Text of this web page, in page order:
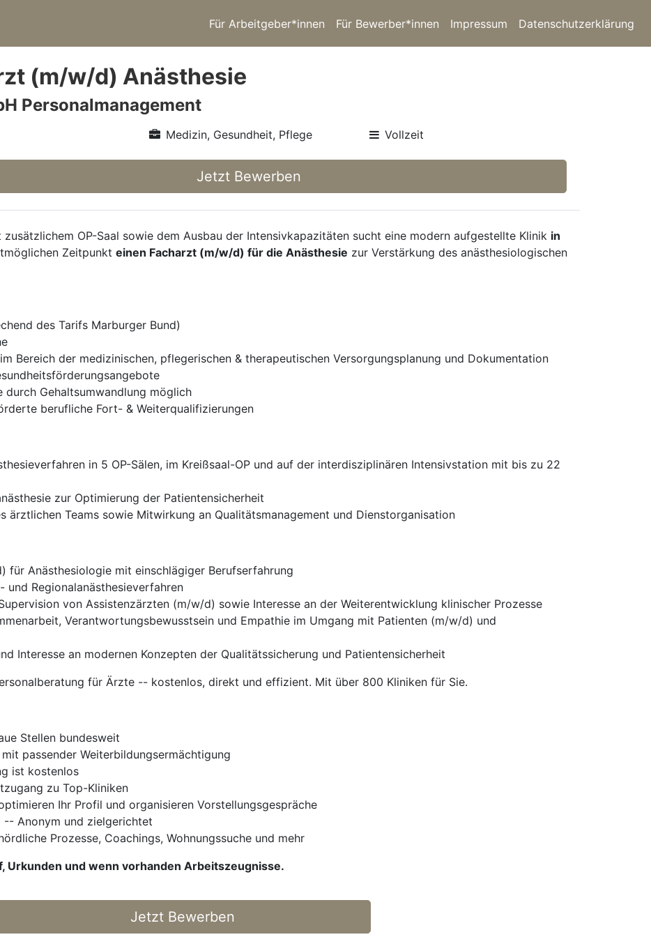
Für Arbeitgeber*innen Für Bewerber*innen Impressum Datenschutzerklärung
(m/w/d) Anästhesie
Personalmanagement
Medizin, Gesundheit, Pflege Vollzeit
Jetzt Bewerben
OP-Saal sowie dem Ausbau der Intensivkapazitäten sucht eine modern aufgestellte Klinik in
Zeitpunkt einen Facharzt (m/w/d) für die Anästhesie zur Verstärkung des anästhesiologischen
des Tarifs Marburger Bund)
Bereich der medizinischen, pflegerischen & therapeutischen Versorgungsplanung und Dokumentation
durch Gehaltsumwandlung möglich
berufliche Fort- & Weiterqualifizierungen
in 5 OP-Sälen, im Kreißsaal-OP und auf der interdisziplinären Intensivstation mit bis zu 22
zur Optimierung der Patientensicherheit
ärztlichen Teams sowie Mitwirkung an Qualitätsmanagement und Dienstorganisation
für Anästhesiologie mit einschlägiger Berufserfahrung
und Regionalanästhesieverfahren
von Assistenzärzten (m/w/d) sowie Interesse an der Weiterentwicklung klinischer Prozesse
Verantwortungsbewusstsein und Empathie im Umgang mit Patienten (m/w/d) und
Interesse an modernen Konzepten der Qualitätssicherung und Patientensicherheit
für Ärzte -- kostenlos, direkt und effizient. Mit über 800 Kliniken für Sie.
Stellen bundesweit
passender Weiterbildungsermächtigung
ist kostenlos
zu Top-Kliniken
Ihr Profil und organisieren Vorstellungsgespräche
-- Anonym und zielgerichtet
Prozesse, Coachings, Wohnungssuche und mehr
Urkunden und wenn vorhanden Arbeitszeugnisse.
Jetzt Bewerben